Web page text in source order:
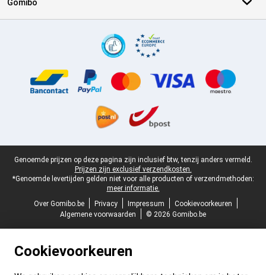
Gomibo
Juridische voettekst
Genoemde prijzen op deze pagina zijn inclusief btw, tenzij anders vermeld.
Prijzen zijn exclusief verzendkosten.
*Genoemde levertijden gelden niet voor alle producten of verzendmethoden:
meer informatie.
Over Gomibo.be
Privacy Impressum
Cookievoorkeuren
Algemene voorwaarden
© 2026 Gomibo.be
Cookievoorkeuren